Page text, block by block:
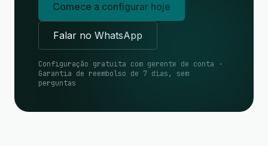
Comece a configurar hoje
Falar no WhatsApp
Configuração gratuita com gerente de conta ·
Garantia de reembolso de 7 dias, sem
perguntas